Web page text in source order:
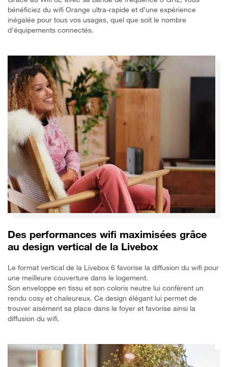
bénéficiez du wifi Orange ultra-rapide et d’une expérience
inégalée pour tous vos usages, quel que soit le nombre
d’équipements connectés.
Des performances wifi maximisées grâce
au design vertical de la Livebox
Le format vertical de la Livebox 6 favorise la diffusion du wifi pour
une meilleure couverture dans le logement.
Son enveloppe en tissu et son coloris neutre lui confèrent un
rendu cosy et chaleureux. Ce design élégant lui permet de
trouver aisément sa place dans le foyer et favorise ainsi la
diffusion du wifi.